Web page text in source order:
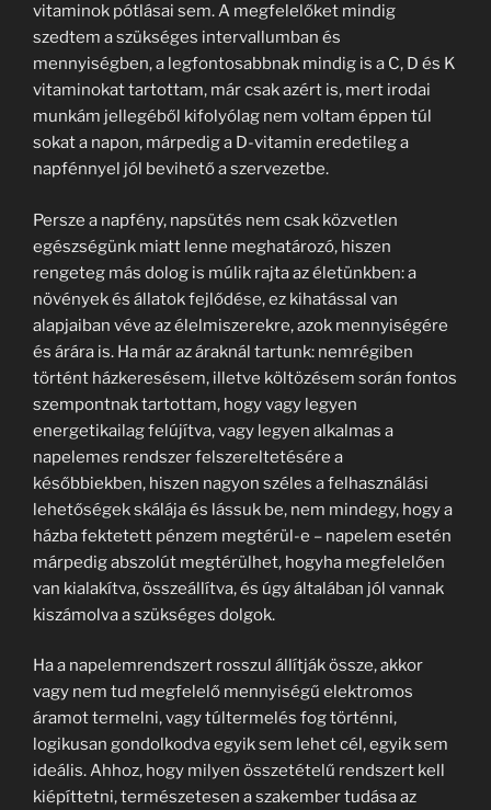
vitaminok pótlásai sem. A megfelelőket mindig
szedtem a szükséges intervallumban és
mennyiségben, a legfontosabbnak mindig is a C, D és K
vitaminokat tartottam, már csak azért is, mert irodai
munkám jellegéből kifolyólag nem voltam éppen túl
sokat a napon, márpedig a D-vitamin eredetileg a
napfénnyel jól bevihető a szervezetbe.
Persze a napfény, napsütés nem csak közvetlen
egészségünk miatt lenne meghatározó, hiszen
rengeteg más dolog is múlik rajta az életünkben: a
növények és állatok fejlődése, ez kihatással van
alapjaiban véve az élelmiszerekre, azok mennyiségére
és árára is. Ha már az áraknál tartunk: nemrégiben
történt házkeresésem, illetve költözésem során fontos
szempontnak tartottam, hogy vagy legyen
energetikailag felújítva, vagy legyen alkalmas a
napelemes rendszer felszereltetésére a
későbbiekben, hiszen nagyon széles a felhasználási
lehetőségek skálája és lássuk be, nem mindegy, hogy a
házba fektetett pénzem megtérül-e – napelem esetén
márpedig abszolút megtérülhet, hogyha megfelelően
van kialakítva, összeállítva, és úgy általában jól vannak
kiszámolva a szükséges dolgok.
Ha a napelemrendszert rosszul állítják össze, akkor
vagy nem tud megfelelő mennyiségű elektromos
áramot termelni, vagy túltermelés fog történni,
logikusan gondolkodva egyik sem lehet cél, egyik sem
ideális. Ahhoz, hogy milyen összetételű rendszert kell
kiépíttetni, természetesen a szakember tudása az